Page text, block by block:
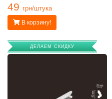
49 грн/штука
В корзину!
ДЕЛАЕМ СКИДКУ